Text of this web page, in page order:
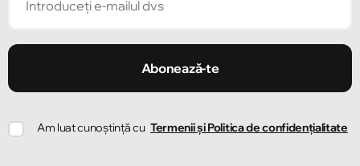
Strada Ion Creangă 78
Abonează-te
Am luat cunoștință cu Termenii și Politica de confidențialitate